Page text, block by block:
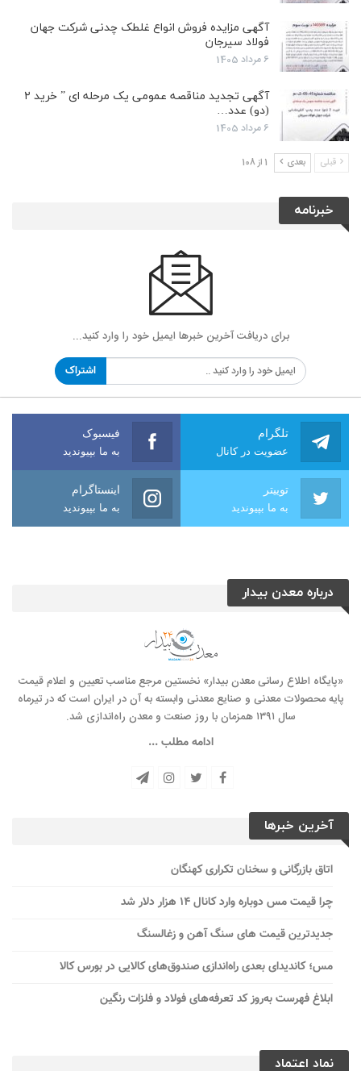
آگهی مزایده فروش انواع غلطک چدنی شرکت جهان
فولاد سیرجان
6 مرداد 1405
آگهی تجدید مناقصه عمومی یک مرحله ای ” خرید ۲
(دو) عدد…
6 مرداد 1405
قبلی بعدی 1 از 108
خبرنامه
برای دریافت آخرین خبرها ایمیل خود را وارد کنید...
اشتراک
تلگرام
عضویت در کانال
فیسبوک
به ما بپیوندید
توییتر
به ما بپیوندید
اینستاگرام
به ما بپیوندید
درباره معدن بیدار
«پایگاه اطلاع رسانی معدن بیدار» نخستین مرجع مناسب تعیین و اعلام قیمت
پایه محصولات معدنی و صنایع معدنی وابسته به آن در ایران است که در تیرماه
سال ۱۳۹۱ همزمان با روز صنعت و معدن راه‌‌اندازی شد.
ادامه مطلب ...
آخرین خبرها
اتاق بازرگانی و سخنان تکراری کهنگان
چرا قیمت مس دوباره وارد کانال ۱۴ هزار دلار شد
جدیدترین قیمت های سنگ آهن و زغالسنگ
مس؛ کاندیدای بعدی راه‌اندازی صندوق‌های کالایی در بورس کالا
ابلاغ فهرست به‌روز کد تعرفه‌های فولاد و فلزات رنگین
نماد اعتماد